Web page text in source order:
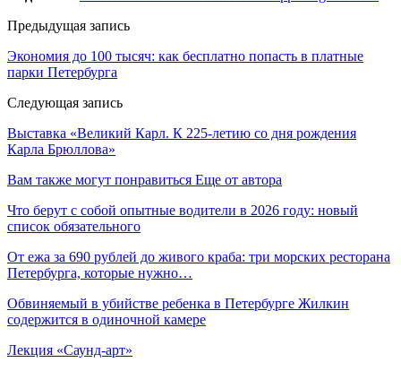
Предыдущая запись
Экономия до 100 тысяч: как бесплатно попасть в платные
парки Петербурга
Следующая запись
Выставка «Великий Карл. К 225-летию со дня рождения
Карла Брюллова»
Вам также могут понравиться Еще от автора
Что берут с собой опытные водители в 2026 году: новый
список обязательного
От ежа за 690 рублей до живого краба: три морских ресторана
Петербурга, которые нужно…
Обвиняемый в убийстве ребенка в Петербурге Жилкин
содержится в одиночной камере
Лекция «Саунд-арт»